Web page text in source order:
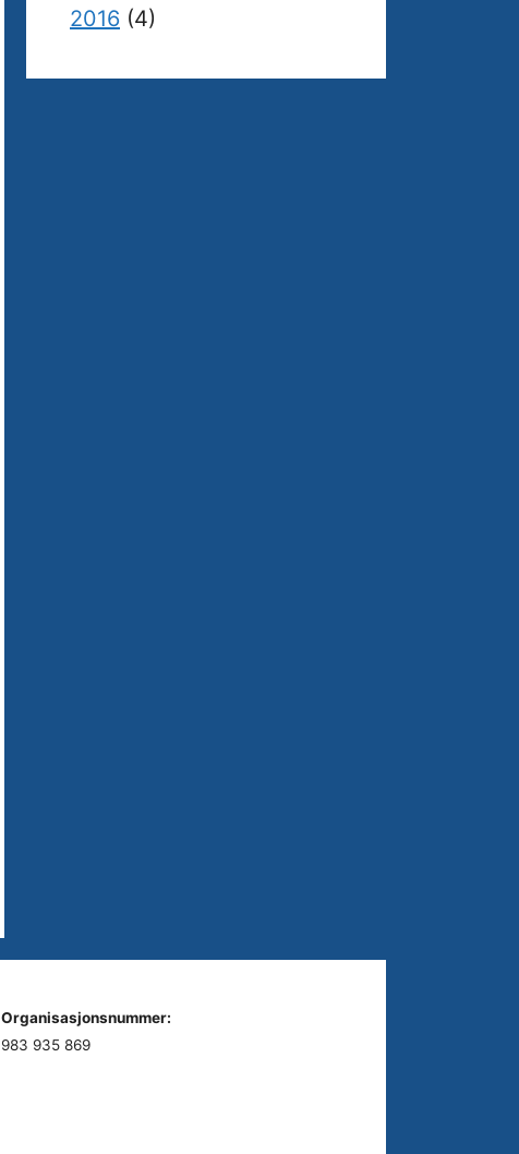
2016 (4)
Organisasjonsnummer:
983 935 869